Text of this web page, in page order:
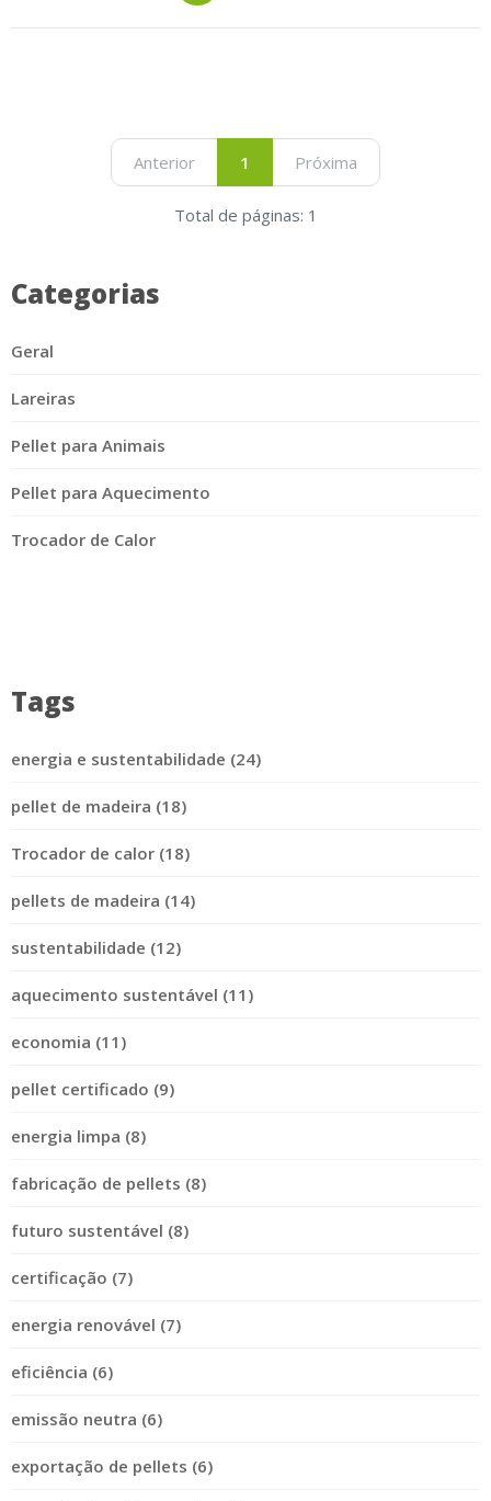
Anterior 1 Próxima
Total de páginas: 1
Categorias
Geral
Lareiras
Pellet para Animais
Pellet para Aquecimento
Trocador de Calor
Tags
energia e sustentabilidade (24)
pellet de madeira (18)
Trocador de calor (18)
pellets de madeira (14)
sustentabilidade (12)
aquecimento sustentável (11)
economia (11)
pellet certificado (9)
energia limpa (8)
fabricação de pellets (8)
futuro sustentável (8)
certificação (7)
energia renovável (7)
eficiência (6)
emissão neutra (6)
exportação de pellets (6)